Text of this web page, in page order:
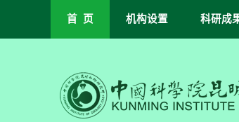
首 页 机构设置 科研成